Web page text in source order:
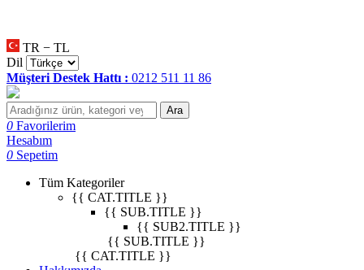
TR − TL
Dil
Müşteri Destek Hattı : 0212 511 11 86
Ara
0 Favorilerim
Hesabım
0 Sepetim
Tüm Kategoriler
{{ CAT.TITLE }}
{{ SUB.TITLE }}
{{ SUB2.TITLE }}
{{ SUB.TITLE }}
{{ CAT.TITLE }}